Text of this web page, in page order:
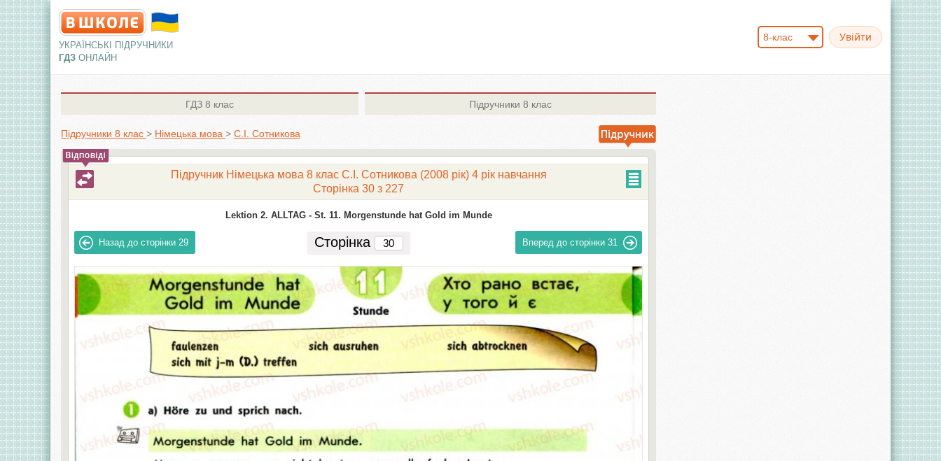
УКРАЇНСЬКІ ПІДРУЧНИКИ
ГДЗ ОНЛАЙН
8-клас
ГДЗ 8 клас Підручники 8 клас
Підручники 8 клас > Німецька мова > С.І. Сотникова
Підручник Німецька мова 8 клас С.І. Сотникова (2008 рік) 4 рік навчання
Сторінка 30 з 227
Lektion 2. ALLTAG - St. 11. Morgenstunde hat Gold im Munde
Назад до сторінки 29 Сторінка Вперед до сторінки 31